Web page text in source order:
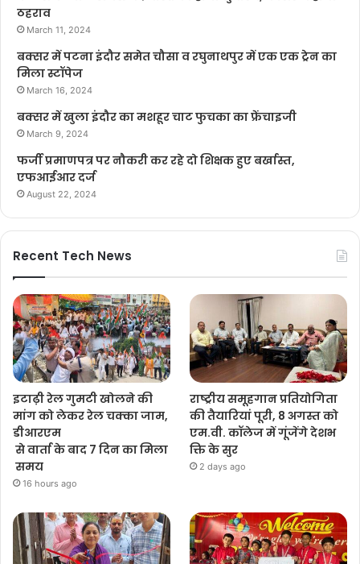
ठहराव
March 11, 2024
बक्सर में पटना इंदौर समेत चौसा व रघुनाथपुर में एक एक ट्रेन का
मिला स्टॉपेज
March 16, 2024
बक्सर में खुला इंदौर का मशहूर चाट फुचका का फ्रेंचाइजी
March 9, 2024
फर्जी प्रमाणपत्र पर नौकरी कर रहे दो शिक्षक हुए बर्खास्त,
एफआईआर दर्ज
August 22, 2024
Recent Tech News
इटाढ़ी रेल गुमटी खोलने की
मांग को लेकर रेल चक्का जाम,
डीआरएम
से वार्ता के बाद 7 दिन का मिला
समय
16 hours ago
राष्ट्रीय समूहगान प्रतियोगिता
की तैयारियां पूरी, 8 अगस्त को
एम.वी. कॉलेज में गूंजेंगे देशभ
क्ति के सुर
2 days ago